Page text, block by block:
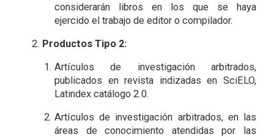
considerarán libros en los que se haya
ejercido el trabajo de editor o compilador.
Productos Tipo 2:
Artículos de investigación arbitrados,
publicados en revista indizadas en SciELO,
Latindex catálogo 2.0.
Artículos de investigación arbitrados, en las
áreas de conocimiento atendidas por las